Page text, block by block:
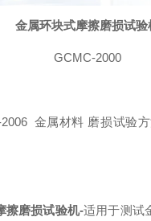
金属环块式摩擦磨损试验
GCMC-2000
2006 金属材料 磨损试验
擦磨损试验机-适用于测试